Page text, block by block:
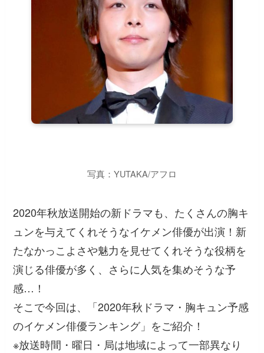
写真：YUTAKA/アフロ
2020年秋放送開始の新ドラマも、たくさんの胸キ
ュンを与えてくれそうなイケメン俳優が出演！新
たなかっこよさや魅力を見せてくれそうな役柄を
演じる俳優が多く、さらに人気を集めそうな予
感…！
そこで今回は、「2020年秋ドラマ・胸キュン予感
のイケメン俳優ランキング」をご紹介！
※放送時間・曜日・局は地域によって一部異なり